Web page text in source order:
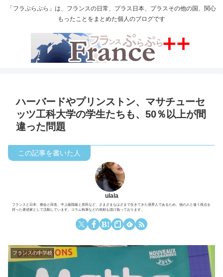
「フラぷらぷら」は、フランスの日常、プラス日本、プラスその他の国、関心
もったことをまとめた個人のブログです
ハーバードやプリンストン、マサチューセ
ッツ工科大学の学生たちも、50％以上が間
違った問題
ulala
フランスと日本、都会と田舎、中上級階級と庶民など、さまざまなはざまで生きてきた境界人であるため、他の人と違う視点を
持った著述家として活動しています。コラム執筆などの依頼も請け負っております。
フランスの中学校